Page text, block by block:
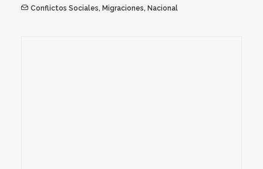
Conflictos Sociales, Migraciones, Nacional